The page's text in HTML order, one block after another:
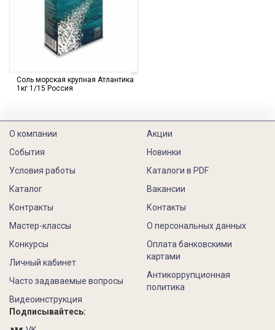
Соль морская крупная Атлантика
1кг 1/15 Россия
О компании
События
Условия работы
Каталог
Контракты
Акции
Новинки
Каталоги в PDF
Вакансии
Контакты
Мастер-классы
Конкурсы
Личный кабинет
Часто задаваемые вопросы
Видеоинструкция
О персональных данных
Оплата банковскими
картами
Антикоррупционная
политика
Подписывайтесь: